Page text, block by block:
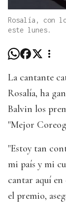
Rosalía, con
este lunes.
La cantante
Rosalía, ha
Balvin los
"Mejor
"Estoy tan
mi país y mi
cantar aquí
el premio,